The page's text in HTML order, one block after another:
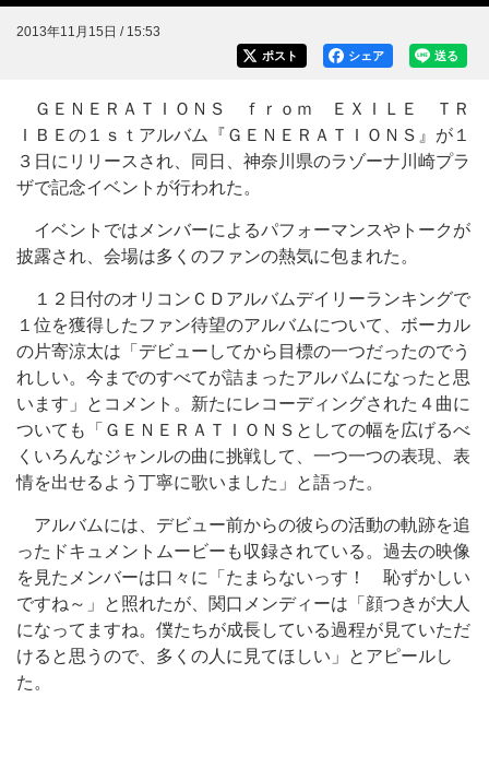
2013年11月15日 / 15:53
送る
シェア
ポスト
ＧＥＮＥＲＡＴＩＯＮＳ ｆｒｏｍ ＥＸＩＬＥ ＴＲ
ＩＢＥの１ｓｔアルバム『ＧＥＮＥＲＡＴＩＯＮＳ』が１
３日にリリースされ、同日、神奈川県のラゾーナ川崎プラ
ザで記念イベントが行われた。
イベントではメンバーによるパフォーマンスやトークが
披露され、会場は多くのファンの熱気に包まれた。
１２日付のオリコンＣＤアルバムデイリーランキングで
１位を獲得したファン待望のアルバムについて、ボーカル
の片寄涼太は「デビューしてから目標の一つだったのでう
れしい。今までのすべてが詰まったアルバムになったと思
います」とコメント。新たにレコーディングされた４曲に
ついても「ＧＥＮＥＲＡＴＩＯＮＳとしての幅を広げるべ
くいろんなジャンルの曲に挑戦して、一つ一つの表現、表
情を出せるよう丁寧に歌いました」と語った。
アルバムには、デビュー前からの彼らの活動の軌跡を追
ったドキュメントムービーも収録されている。過去の映像
を見たメンバーは口々に「たまらないっす！ 恥ずかしい
ですね～」と照れたが、関口メンディーは「顔つきが大人
になってますね。僕たちが成長している過程が見ていただ
けると思うので、多くの人に見てほしい」とアピールし
た。